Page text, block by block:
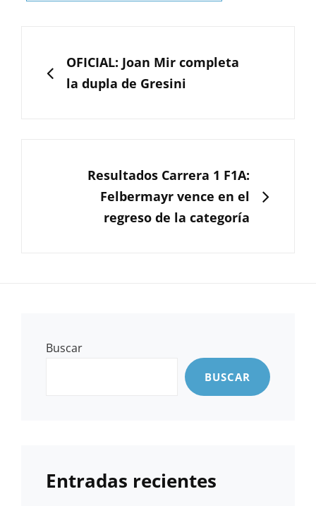
entradas
ANTERIOR
OFICIAL: Joan Mir completa
la dupla de Gresini
SIGUIENTE
Resultados Carrera 1 F1A:
Felbermayr vence en el
regreso de la categoría
Buscar
BUSCAR
Entradas recientes